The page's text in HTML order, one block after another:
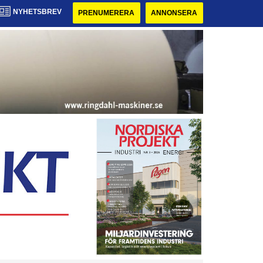
NYHETSBREV PRENUMERERA ANNONSERA